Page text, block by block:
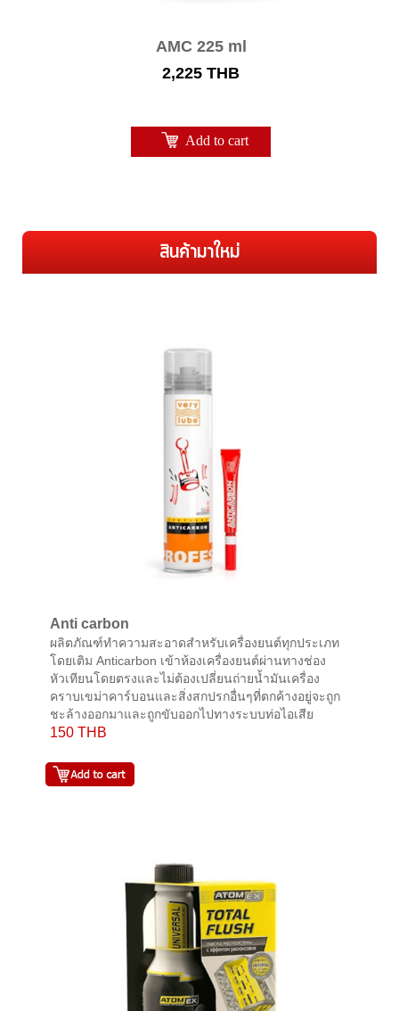
AMC 225 ml
2,225 THB
Add to cart
สินค้ามาใหม่
Anti carbon
ผลิตภัณฑ์ทำความสะอาดสำหรับเครื่องยนต์ทุกประเภท
โดยเติม Anticarbon เข้าห้องเครื่องยนต์ผ่านทางช่อง
หัวเทียนโดยตรงและไม่ต้องเปลี่ยนถ่ายน้ำมันเครื่อง
คราบเขม่าคาร์บอนและสิ่งสกปรกอื่นๆที่ตกค้างอยู่จะถูก
ชะล้างออกมาและถูกขับออกไปทางระบบท่อไอเสีย
150 THB